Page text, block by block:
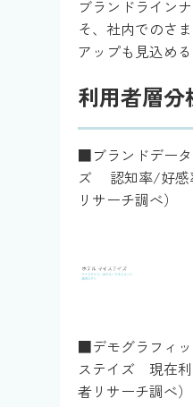
ブランドライン
そ、社内でのさ
アップも見込める
利用者層分
■ブランドデー
ズ 認知率/好感
リサーチ調べ）
■デモグラフィ
ステイズ 現在利
者リサーチ調べ）